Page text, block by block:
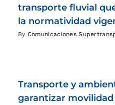
transporte fluvial
la normatividad
By Comunicaciones
Transporte y
garantizar